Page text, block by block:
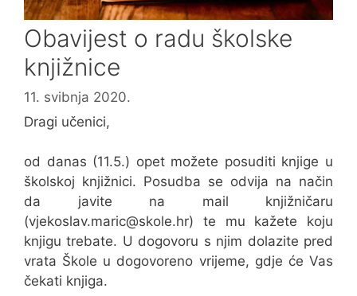
Obavijest o radu školske
knjižnice
11. svibnja 2020.
Dragi učenici,
od danas (11.5.) opet možete posuditi knjige u
školskoj knjižnici. Posudba se odvija na način
da javite na mail knjižničaru
(vjekoslav.maric@skole.hr) te mu kažete koju
knjigu trebate. U dogovoru s njim dolazite pred
vrata Škole u dogovoreno vrijeme, gdje će Vas
čekati knjiga.